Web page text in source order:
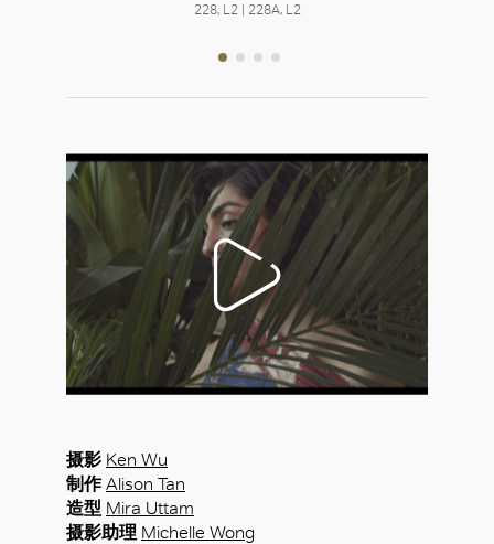
228, L2 | 228A, L2
摄影 Ken Wu
制作 Alison Tan
造型 Mira Uttam
摄影助理 Michelle Wong